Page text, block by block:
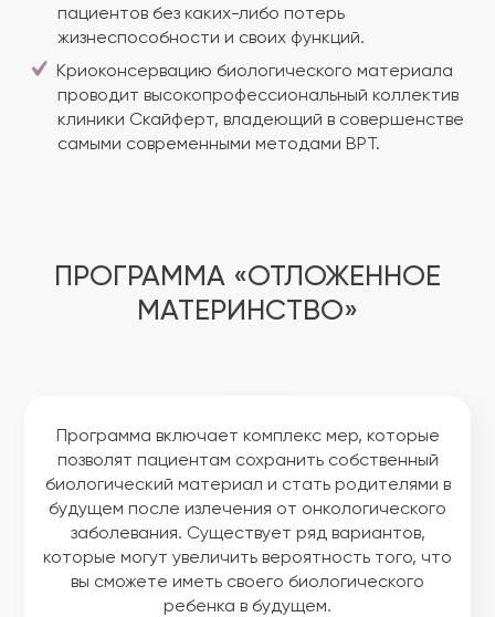
пациентов без каких-либо потерь
жизнеспособности и своих функций.
Криоконсервацию биологического материала
проводит высокопрофессиональный коллектив
клиники Скайферт, владеющий в совершенстве
самыми современными методами ВРТ.
ПРОГРАММА «ОТЛОЖЕННОЕ
МАТЕРИНСТВО»
Программа включает комплекс мер, которые
позволят пациентам сохранить собственный
биологический материал и стать родителями в
будущем после излечения от онкологического
заболевания. Существует ряд вариантов,
которые могут увеличить вероятность того, что
вы сможете иметь своего биологического
ребенка в будущем.